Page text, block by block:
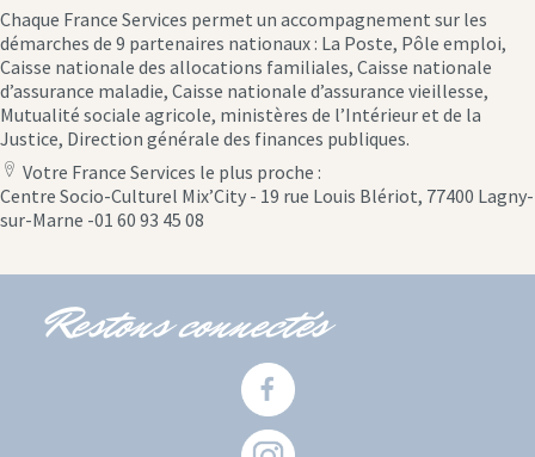
Chaque France Services permet un accompagnement sur les
démarches de 9 partenaires nationaux : La Poste, Pôle emploi,
Caisse nationale des allocations familiales, Caisse nationale
d’assurance maladie, Caisse nationale d’assurance vieillesse,
Mutualité sociale agricole, ministères de l’Intérieur et de la
Justice, Direction générale des finances publiques.
location
icon
Votre France Services le plus proche :
Centre Socio-Culturel Mix’City - 19 rue Louis Blériot, 77400 Lagny-
sur-Marne -01 60 93 45 08
Restons connectés